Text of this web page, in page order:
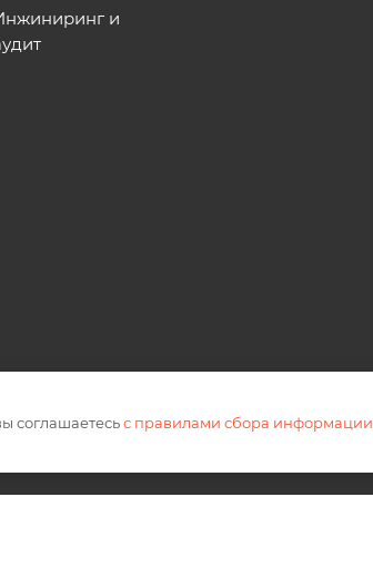
и
соглашаетесьс правилами сбора информации